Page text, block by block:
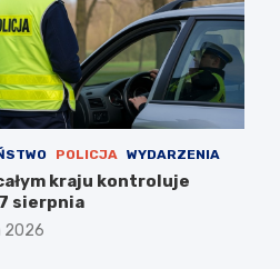
POLICJA WYDARZENIA
kraju kontroluje
sierpnia
2026